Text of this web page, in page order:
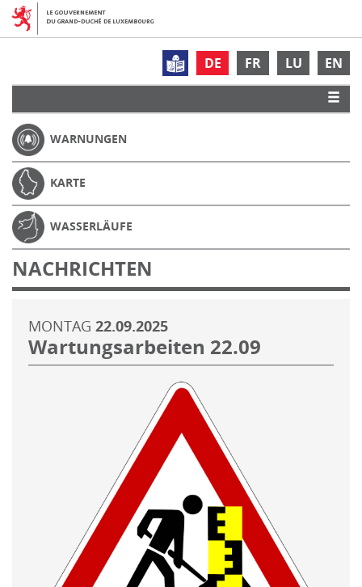
DE FR LU EN
WARNUNGEN
KARTE
WASSERLÄUFE
NACHRICHTEN
MONTAG 22.09.2025
Wartungsarbeiten 22.09